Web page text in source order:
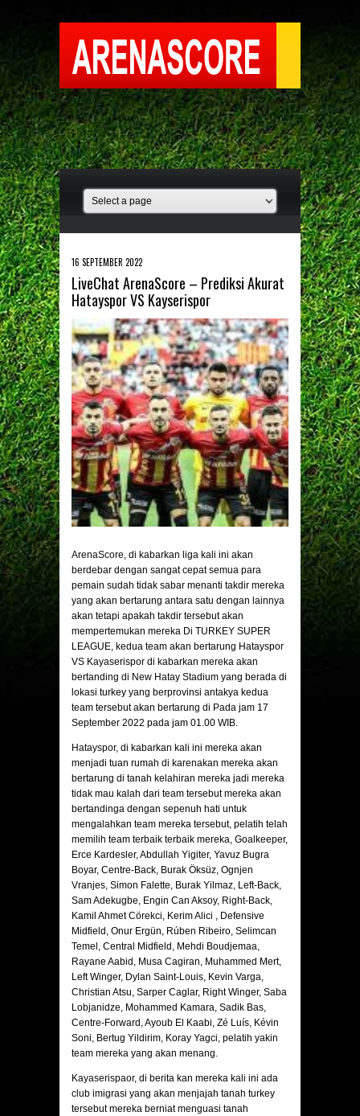
16 SEPTEMBER 2022
LiveChat ArenaScore – Prediksi Akurat
Hatayspor VS Kayserispor
ArenaScore, di kabarkan liga kali ini akan
berdebar dengan sangat cepat semua para
pemain sudah tidak sabar menanti takdir mereka
yang akan bertarung antara satu dengan lainnya
akan tetapi apakah takdir tersebut akan
mempertemukan mereka Di TURKEY SUPER
LEAGUE, kedua team akan bertarung Hatayspor
VS Kayaserispor di kabarkan mereka akan
bertanding di New Hatay Stadium yang berada di
lokasi turkey yang berprovinsi antakya kedua
team tersebut akan bertarung di Pada jam 17
September 2022 pada jam 01.00 WIB.
Hatayspor, di kabarkan kali ini mereka akan
menjadi tuan rumah di karenakan mereka akan
bertarung di tanah kelahiran mereka jadi mereka
tidak mau kalah dari team tersebut mereka akan
bertandinga dengan sepenuh hati untuk
mengalahkan team mereka tersebut, pelatih telah
memilih team terbaik terbaik mereka, Goalkeeper,
Erce Kardesler, Abdullah Yigiter, Yavuz Bugra
Boyar, Centre-Back, Burak Öksüz, Ognjen
Vranjes, Simon Falette, Burak Yilmaz, Left-Back,
Sam Adekugbe, Engin Can Aksoy, Right-Back,
Kamil Ahmet Cörekci, Kerim Alici , Defensive
Midfield, Onur Ergün, Rúben Ribeiro, Selimcan
Temel, Central Midfield, Mehdi Boudjemaa,
Rayane Aabid, Musa Cagiran, Muhammed Mert,
Left Winger, Dylan Saint-Louis, Kevin Varga,
Christian Atsu, Sarper Caglar, Right Winger, Saba
Lobjanidze, Mohammed Kamara, Sadik Bas,
Centre-Forward, Ayoub El Kaabi, Zé Luís, Kévin
Soni, Bertug Yildirim, Koray Yagci, pelatih yakin
team mereka yang akan menang.
Kayaserispaor, di berita kan mereka kali ini ada
club imigrasi yang akan menjajah tanah turkey
tersebut mereka berniat menguasi tanah